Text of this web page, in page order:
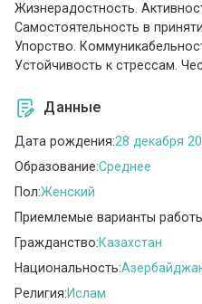
Жизнерадостность.
Самостоятельность в
Упорство.
Устойчивость к стрессам.
Данные
Дата рождения:28 декабря
Образование:Среднее
Пол:Женский
Приемлемые варианты
Гражданство:Казахстан
Национальность:
Религия:Ислам